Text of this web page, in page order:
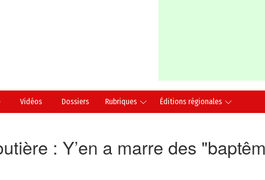
Vidéos Dossiers Rubriques Éditions régionales
: Y’en a marre des